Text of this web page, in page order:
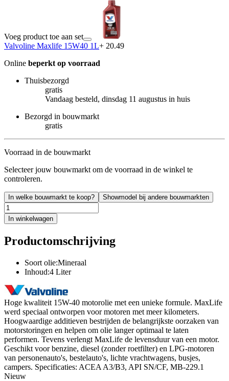
Voeg product toe aan set
Valvoline Maxlife 15W40 1L+ 20.49
Online beperkt op voorraad
Thuisbezorgd
gratis
Vandaag besteld, dinsdag 11 augustus in huis
Bezorgd in bouwmarkt
gratis
Voorraad in de bouwmarkt
Selecteer jouw bouwmarkt om de voorraad in de winkel te
controleren.
In welke bouwmarkt te koop? Showmodel bij andere bouwmarkten
In winkelwagen
Productomschrijving
Soort olie:Mineraal
Inhoud:4 Liter
Hoge kwaliteit 15W-40 motorolie met een unieke formule. MaxLife
werd speciaal ontworpen voor motoren met meer kilometers.
Hoogwaardige additieven bestrijden de belangrijkste oorzaken van
motorstoringen en helpen om olie langer optimaal te laten
performen. Tevens verlengt MaxLife de levensduur van een motor.
Geschikt voor benzine, diesel (zonder roetfilter) en LPG-motoren
van personenauto's, bestelauto's, lichte vrachtwagens, busjes,
campers. Specificaties: ACEA A3/B3, API SN/CF, MB-229.1
Nieuw